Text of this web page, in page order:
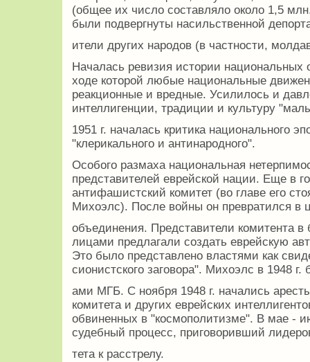
(общее их число составляло около 1,5
были подвергнуты насильственной
ители других народов (в частности,
Началась ревизия истории
ходе которой любые национальные
реакционные и вредные. Усилилось и
интеллигенции, традиции и культуру
1951 г. началась критика национального
"клерикального и антинародного".
Особого размаха национальная
представителей еврейской нации. Еще в
антифашистский комитет (во главе его
Михоэлс). После войны он превратился в
объединения. Представители комитента
лицами предлагали создать еврейскую
Это было представлено властями как
сионистского заговора". Михоэлс в 1948 г.
ами МГБ. С ноября 1948 г. начались
комитета и других еврейских
обвиненных в "космополитизме". В мае -
судебный процесс, приговоривший
тета к расстрелу.